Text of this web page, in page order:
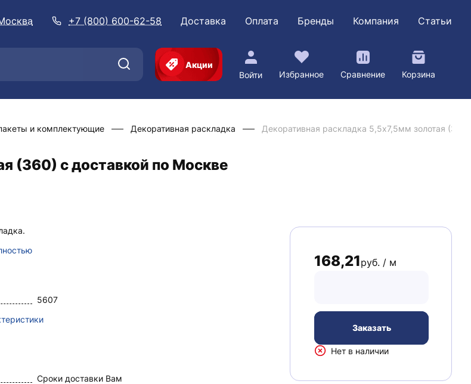
+7 (800) 600-62-58 Доставка Оплата Бренды Компания Статьи
Акции
Войти
Избранное Сравнение Корзина
и комплектующие Декоративная раскладка Декоративная раскладка 5,5х7,5мм золотая (360)
(360) с доставкой по Москве
5607
Сроки доставки Вам
168,21руб. / м
Заказать
Нет в наличии